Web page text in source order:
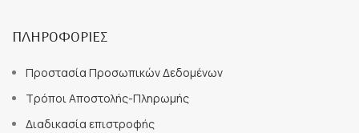
ΠΛΗΡΟΦΟΡΙΕΣ
Προστασία Προσωπικών Δεδομένων
Τρόποι Αποστολής-Πληρωμής
Διαδικασία επιστροφής